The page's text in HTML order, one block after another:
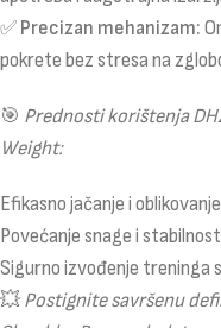
✅ Precizan mehanizam:
pokrete bez stresa na
🎯 Prednosti korištenja
Weight:
Efikasno jačanje i
Povećanje snage i
Sigurno izvođenje treninga
💥 Postignite savršenu